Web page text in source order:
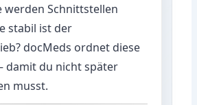
werden Schnittstellen
stabil ist der
docMeds ordnet diese
damit du nicht später
musst.